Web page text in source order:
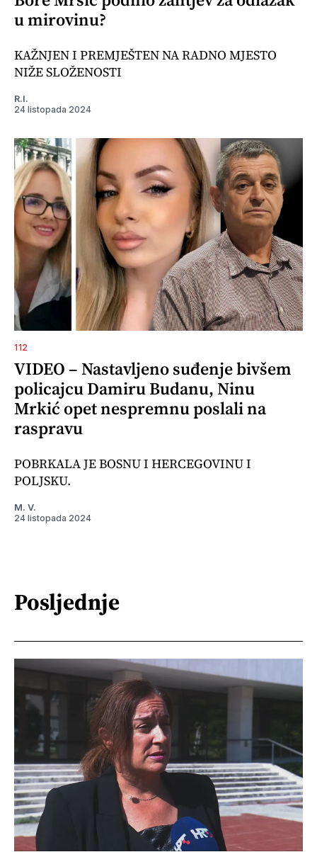
u mirovinu?
KAŽNJEN I PREMJEŠTEN NA RADNO MJESTO
NIŽE SLOŽENOSTI
R.I.
24 listopada 2024
112
VIDEO – Nastavljeno suđenje bivšem
policajcu Damiru Budanu, Ninu
Mrkić opet nespremnu poslali na
raspravu
POBRKALA JE BOSNU I HERCEGOVINU I
POLJSKU.
M. V.
24 listopada 2024
Posljednje